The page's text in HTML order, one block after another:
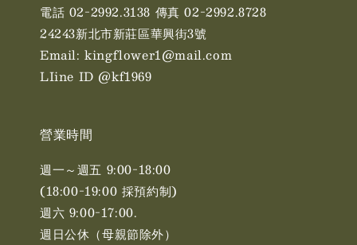
電話 02-2992.3138 傳真 02-2992.8728
24243新北市新莊區華興街3號
Email: kingflower1@mail.com
LIine ID @kf1969
營業時間
週一～週五 9:00-18:00
(18:00-19:00 採預約制)
週六 9:00-17:00. ​​
週日公休（母親節除外）